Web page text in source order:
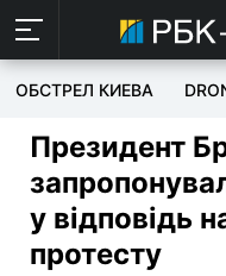
ОБСТРЕЛ КИЕВА
Президент
у відповідь
протесту